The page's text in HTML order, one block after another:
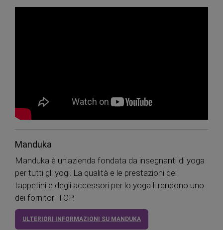
Manduka
Manduka è un'azienda fondata da insegnanti di yoga
per tutti gli yogi. La qualità e le prestazioni dei
tappetini e degli accessori per lo yoga li rendono uno
dei fornitori TOP.
ULTERIORI INFORMAZIONI SU MANDUKA